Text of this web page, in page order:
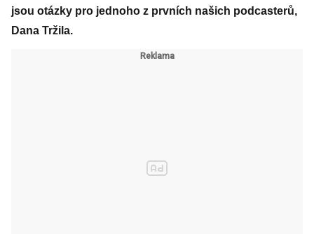
jsou otázky pro jednoho z prvních našich podcasterů,
Dana Tržila.